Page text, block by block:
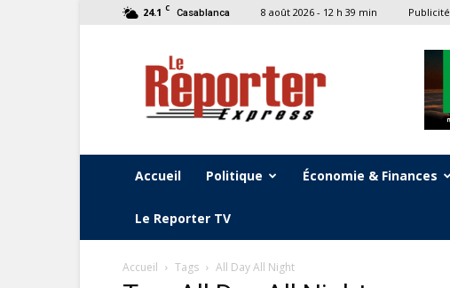
24.1 C Casablanca 8 août 2026 - 12 h 39 min Publicité
Le
Reporter
Express
Accueil Politique Économie & Finances
Le Reporter TV
Accueil Tags All Day All Night